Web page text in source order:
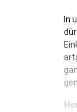
In